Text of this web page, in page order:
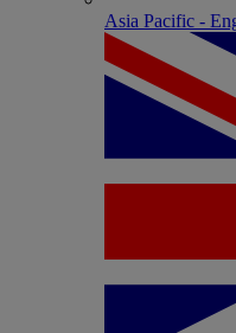
Asia Pacific -